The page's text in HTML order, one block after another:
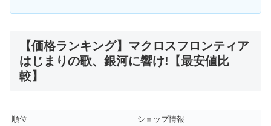
【価格ランキング】マクロスフロンティア
はじまりの歌、銀河に響け!【最安値比
較】
順位 ショップ情報